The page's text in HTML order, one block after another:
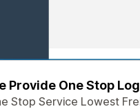
Provide One Stop
Stop Service Lowest